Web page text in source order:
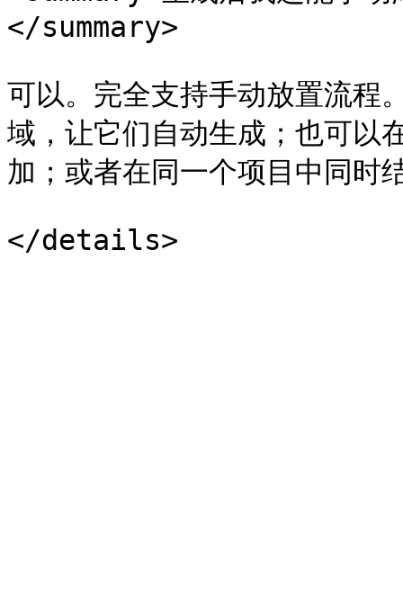
</summary>
可以。完全支持手动放置流程
域，让它们自动生成；也可以
加；或者在同一个项目中同时